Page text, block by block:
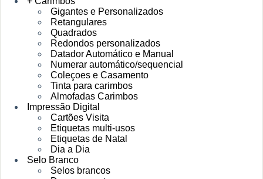
Gigantes e Personalizados
Retangulares
Quadrados
Redondos personalizados
Datador Automático e Manual
Numerar automático/sequencial
Coleçoes e Casamento
Tinta para carimbos
Almofadas Carimbos
Impressão Digital
Cartões Visita
Etiquetas multi-usos
Etiquetas de Natal
Dia a Dia
Selo Branco
Selos brancos